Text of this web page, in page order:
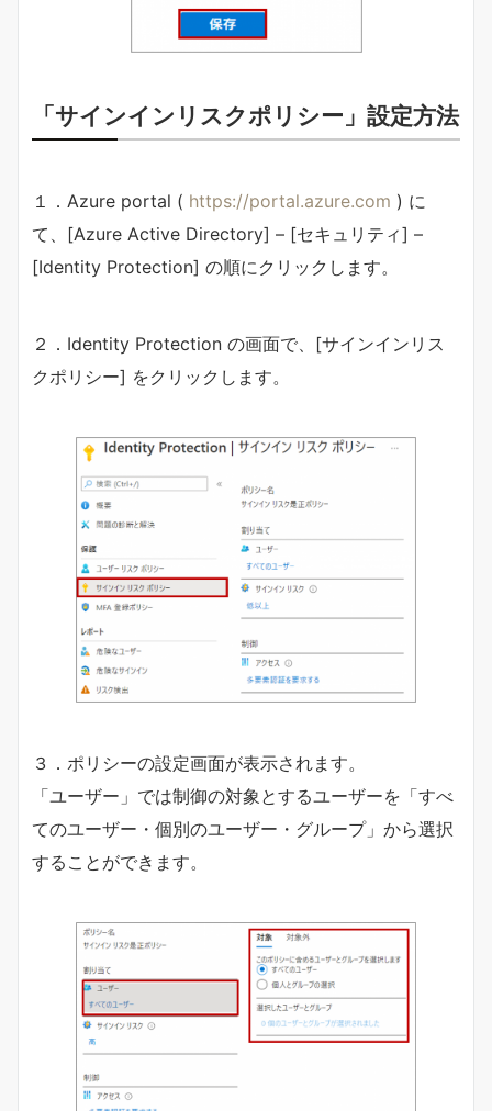
「サインインリスクポリシー」設定方法
１．Azure portal ( https://portal.azure.com ) に
て、[Azure Active Directory] – [セキュリティ] –
[Identity Protection] の順にクリックします。
２．Identity Protection の画面で、[サインインリス
クポリシー] をクリックします。
３．ポリシーの設定画面が表示されます。
「ユーザー」では制御の対象とするユーザーを「すべ
てのユーザー・個別のユーザー・グループ」から選択
することができます。